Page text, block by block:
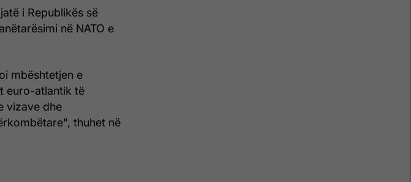
i Republikës së
në NATO e
mbështetjen e
euro-atlantik të
vizave dhe
thuhet në